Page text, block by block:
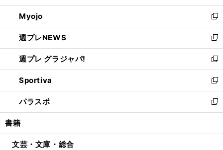
開
く
ウ
で
開
く
ン
ド
ウ
で
開
く
ウ
ィ
ン
ド
ウ
で
開
く
Myojo
新
し
い
ウ
ィ
ン
ド
ウ
で
開
週プレNEWS
新
し
い
ウ
ィ
ン
ド
ウ
開
週プレ グラジャパ!
新
し
い
ウ
ィ
ン
ウ
Sportiva
新
し
い
ウ
ン
パラスポ
新
し
ウ
書籍
文芸・文庫・総合